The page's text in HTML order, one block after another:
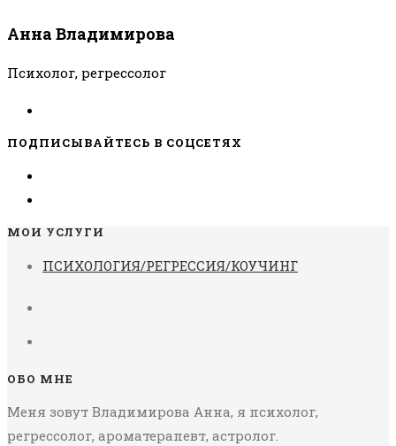
Анна Владимирова
Психолог, регрессолог
ПОДПИСЫВАЙТЕСЬ В СОЦСЕТЯХ
МОИ УСЛУГИ
ПСИХОЛОГИЯ/РЕГРЕССИЯ/КОУЧИНГ
ОБО МНЕ
Меня зовут Владимирова Анна, я психолог,
регрессолог, ароматерапевт, астролог.